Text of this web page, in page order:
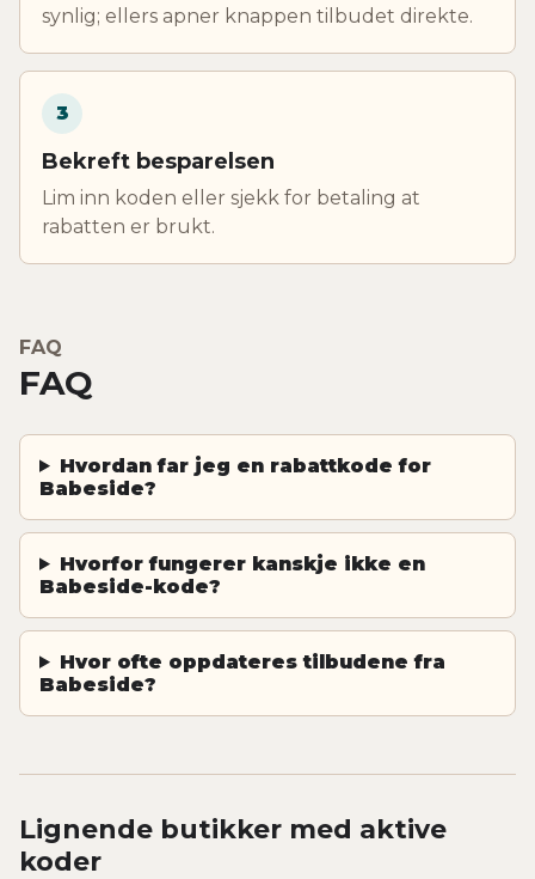
synlig; ellers apner knappen tilbudet direkte.
3
Bekreft besparelsen
Lim inn koden eller sjekk for betaling at
rabatten er brukt.
FAQ
FAQ
Hvordan far jeg en rabattkode for
Babeside?
Hvorfor fungerer kanskje ikke en
Babeside-kode?
Hvor ofte oppdateres tilbudene fra
Babeside?
Lignende butikker med aktive
koder